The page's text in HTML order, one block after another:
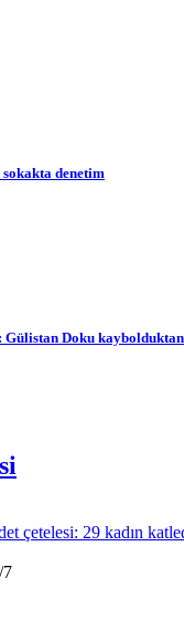
denetim
Doku
çetelesi: 29 kadın
7